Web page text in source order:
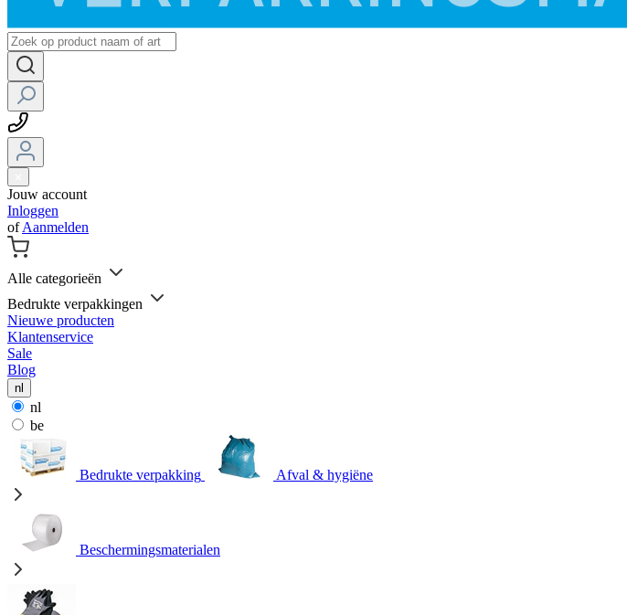
Jouw account
Inloggen
ofAanmelden
Alle categorieën
Bedrukte verpakkingen
Nieuwe producten
Klantenservice
Sale
Blog
nl
nl
be
Bedrukte verpakking Afval & hygiëne
Beschermingsmaterialen